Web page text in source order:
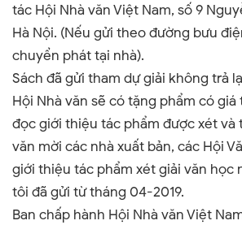
tác Hội Nhà văn Việt Nam, số 9
Hà Nội. (Nếu gửi theo đường bưu
chuyển phát tại nhà).
Sách đã gửi tham dự giải không trả
Hội Nhà văn sẽ có tặng phẩm có
đọc giới thiệu tác phẩm được xét và
văn mời các nhà xuất bản, các Hội
giới thiệu tác phẩm xét giải văn học
tôi đã gửi từ tháng 04-2019.
Ban chấp hành Hội Nhà văn Việt